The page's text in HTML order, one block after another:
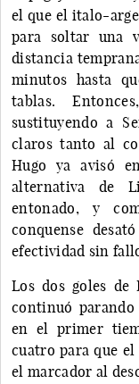
el que el italo-
para soltar una
distancia
minutos hasta
tablas.
sustituyendo a
claros tanto al
Hugo ya avisó
alternativa de
entonado, y
conquense
efectividad sin
Los dos goles de
continuó parando
en el primer
cuatro para que
el marcador al